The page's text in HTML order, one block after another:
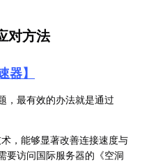
对方法
器】
，最有效的办法就是通过
，能够显著改善连接速度与
要访问国际服务器的《空洞